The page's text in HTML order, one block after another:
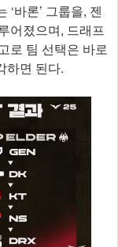
바론’ 그룹을, 젠
어졌으며, 드래프
로 팀 선택은 바로
하면 된다.